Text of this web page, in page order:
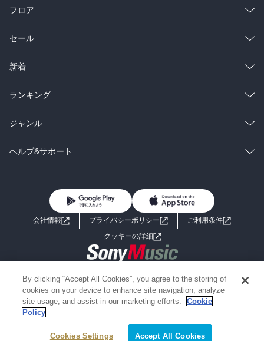
けか
冷めない温もりと愛を込めて彼を見事帰宅させたしいなは最高の相
そういや、前巻から妹弟子のような形になったあさひは本格的な修
咲から専用の鎚を与えられたのは、彼女に銅叩きをするに値する人
……一方で認められたあさひが妙に咲を尊敬しているのは気になら
普段、銅にばかり目を向ける修が珍しく旅行を企画する29話からの
珍しすぎてしいなに銅器の取材と思われてしまうのは普段の彼の人
あと、修が渾身の旅行案を練ったというのに、しいなの方が旅行慣
れしていたのは大誤算か
修がリードするなんて難しい話。かといって「やはり自分には向い
ていなかった」となるのではなく、「しいなを楽しませて遣れてい
ない」と純粋に落ち込む彼の姿は愛情に満ちている
そんな修に対して「十分楽しんでるし」と返すしいなの優しさが染
フロア
総合
ラノベ
雑誌・グラビア
BL・TL
セール
総合
ラノベ
雑誌・グラビア
BL・TL
新着
総合
ラノベ
雑誌・グラビア
ランキング
総合
ラノベ
ジャンル
コミック
ライトノベル 男子向けラノベ
小説
海外小説
ミステリー SF
歴史・時代小説
ヘルプ&サポート
よくあるご質問 お問い合わせ
会社情報 プライバシーポリシー
ご利用条件
クッキーの詳細
Copyright 2017 - 2026 Sony Music Entertainment(Japan) Inc.
Information on the site is for the Japan domestic market only
powered by
By clicking “Accept All Cookies”, you agree to the storing of
cookies on your device to enhance site navigation, analyze
site usage, and assist in our marketing efforts.
Cookie
Policy
Cookies Settings Accept All Cookies